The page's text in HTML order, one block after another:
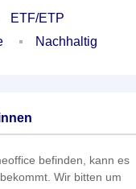
ETF/ETP
Nachhaltig
befinden, kann es
Wir bitten um